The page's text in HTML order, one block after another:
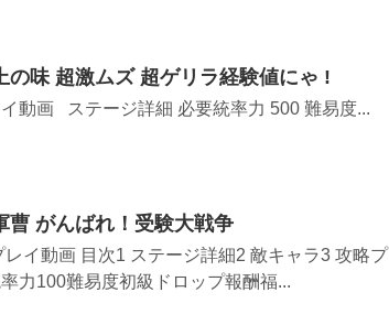
の味 超激ムズ 超ゲリラ経験値にゃ !
動画 ステージ詳細 必要統率力 500 難易度...
曹 がんばれ！受験大戦争
イ動画 目次1 ステージ詳細2 敵キャラ3 攻略プ
力100難易度初級ドロップ報酬福...